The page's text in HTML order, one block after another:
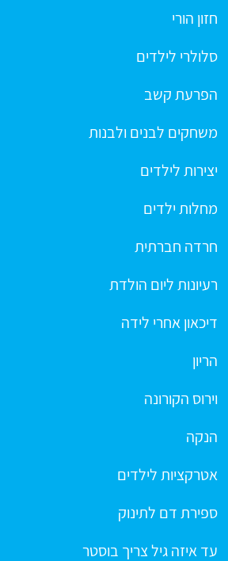
חזון הורי
סלולרי לילדים
הפרעת קשב
משחקים לבנים ולבנות
יצירות לילדים
מחלות ילדים
חרדה חברתית
רעיונות ליום הולדת
דיכאון אחרי לידה
הריון
וירוס הקורונה
הנקה
אטרקציות לילדים
ספירת דם לתינוק
עד איזה גיל צריך בוסטר